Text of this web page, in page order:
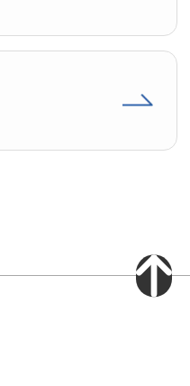
료
로슈어
신청